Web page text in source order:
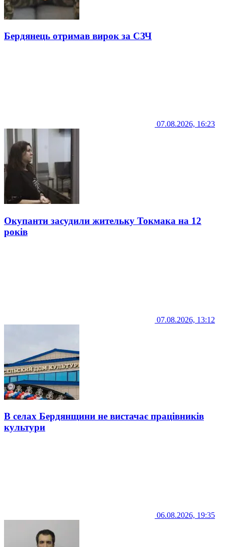
Бердянець отримав вирок за СЗЧ
07.08.2026, 16:23
Окупанти засудили жительку Токмака на 12
років
07.08.2026, 13:12
В селах Бердянщини не вистачає працівників
культури
06.08.2026, 19:35